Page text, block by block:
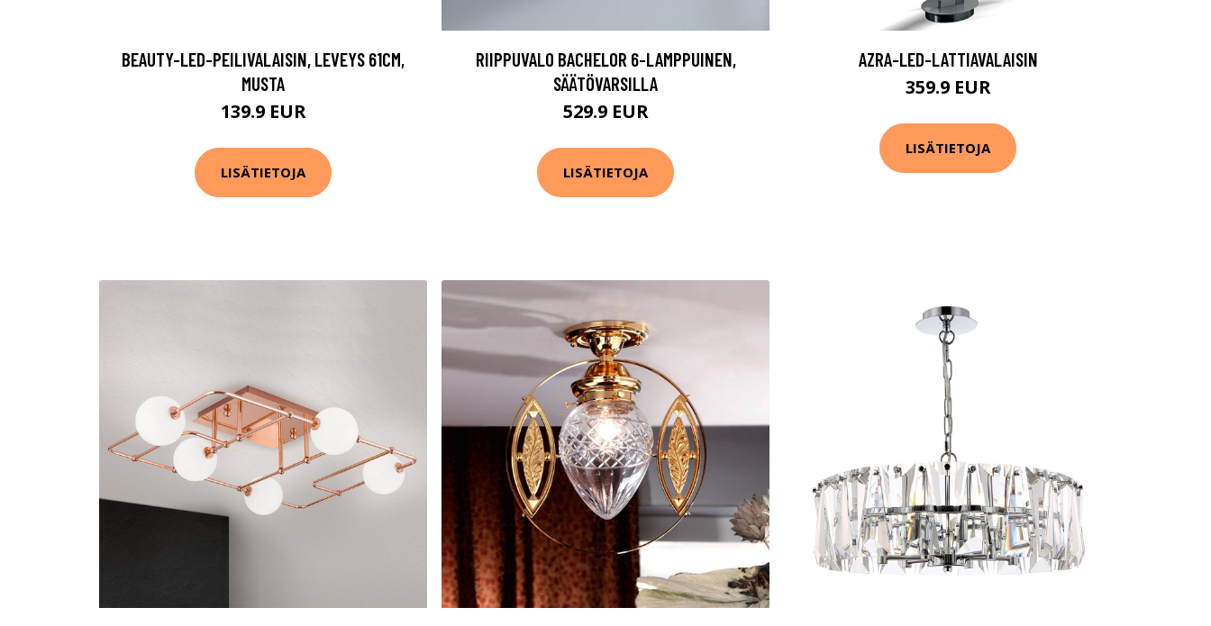
BEAUTY-LED-PEILIVALAISIN, LEVEYS 61CM,
MUSTA
139.9 EUR
LISÄTIETOJA
RIIPPUVALO BACHELOR 6-LAMPPUINEN,
SÄÄTÖVARSILLA
529.9 EUR
LISÄTIETOJA
AZRA-LED-LATTIAVALAISIN
359.9 EUR
LISÄTIETOJA